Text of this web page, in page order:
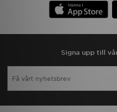
Signa upp till